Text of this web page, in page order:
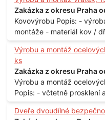
Praha
Zakázka z okresu Praha
Kovovýrobu Popis: - výroba a montáž vrátek - včetně
montáže - materiál kov / dřevo -
Výrobu a montáž
ks
Zakázka z okresu Praha
Výrobu a montáž
Popis: - včtetně prosklení
samozamýkacích zámků pro
vchodové dveře umístěné
Dveře dvoudílné